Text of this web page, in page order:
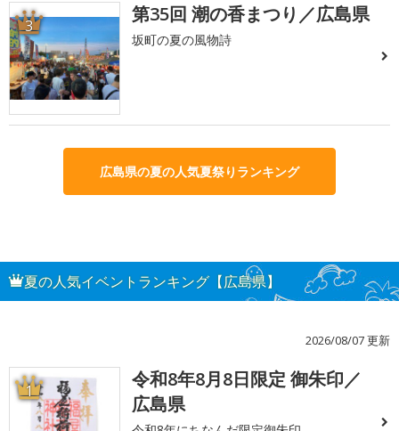
3 第35回 潮の香まつり／広島県
坂町の夏の風物詩
広島県の夏の人気夏祭りランキング
夏の人気イベントランキング【広島県】
2026/08/07 更新
1
令和8年8月8日限定 御朱印／
広島県